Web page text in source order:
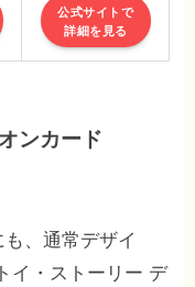
公式サイトで
詳細を見る
ンカード
、通常デザイ
イ・ストーリー デ